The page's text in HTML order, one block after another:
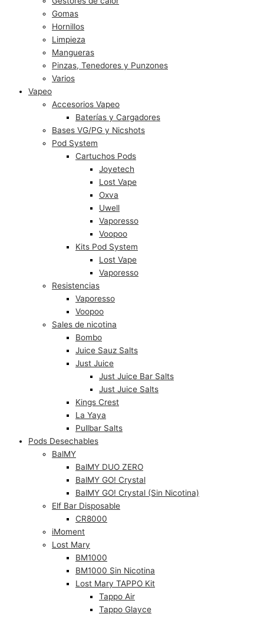
Gomas
Hornillos
Limpieza
Mangueras
Pinzas, Tenedores y Punzones
Varios
Vapeo
Accesorios Vapeo
Baterías y Cargadores
Bases VG/PG y Nicshots
Pod System
Cartuchos Pods
Joyetech
Lost Vape
Oxva
Uwell
Vaporesso
Voopoo
Kits Pod System
Lost Vape
Vaporesso
Resistencias
Vaporesso
Voopoo
Sales de nicotina
Bombo
Juice Sauz Salts
Just Juice
Just Juice Bar Salts
Just Juice Salts
Kings Crest
La Yaya
Pullbar Salts
Pods Desechables
BalMY
BalMY DUO ZERO
BalMY GO! Crystal
BalMY GO! Crystal (Sin Nicotina)
Elf Bar Disposable
CR8000
iMoment
Lost Mary
BM1000
BM1000 Sin Nicotina
Lost Mary TAPPO Kit
Tappo Air
Tappo Glayce